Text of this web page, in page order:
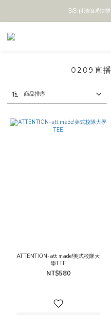
全館
8/8 付清節💰快
0209直
商品排序
ATTENTION-att made!美式校隊大
學TEE
NT$580